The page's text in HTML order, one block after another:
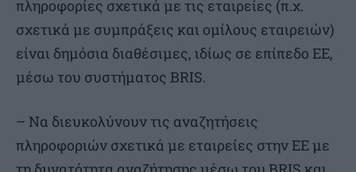
πληροφορίες σχετικά με τις εταιρείες (π.χ.
σχετικά με συμπράξεις και ομίλους εταιρειών)
είναι δημόσια διαθέσιμες, ιδίως σε επίπεδο ΕΕ,
μέσω του συστήματος BRIS.
– Να διευκολύνουν τις αναζητήσεις
πληροφοριών σχετικά με εταιρείες στην ΕΕ με